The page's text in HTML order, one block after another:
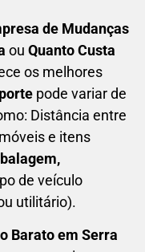
de Mudanças
ou Quanto Custa
os melhores
pode variar de
Distância entre
e itens
de veículo
utilitário).
Barato em Serra